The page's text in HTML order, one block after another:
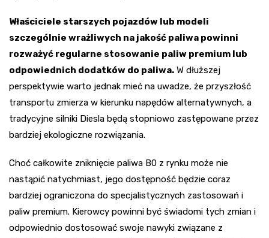
Właściciele starszych pojazdów lub modeli
szczególnie wrażliwych na jakość paliwa powinni
rozważyć regularne stosowanie paliw premium lub
odpowiednich dodatków do paliwa. W dłuższej
perspektywie warto jednak mieć na uwadze, że przyszłość
transportu zmierza w kierunku napędów alternatywnych, a
tradycyjne silniki Diesla będą stopniowo zastępowane przez
bardziej ekologiczne rozwiązania.
Choć całkowite zniknięcie paliwa B0 z rynku może nie
nastąpić natychmiast, jego dostępność będzie coraz
bardziej ograniczona do specjalistycznych zastosowań i
paliw premium. Kierowcy powinni być świadomi tych zmian i
odpowiednio dostosować swoje nawyki związane z